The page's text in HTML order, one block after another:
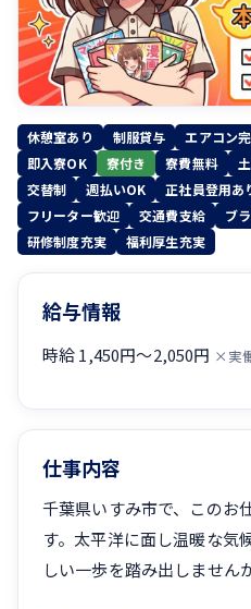
休憩室あり 制服貸与 エアコン
即入寮OK
寮付き 寮費無料
交替制
週払いOK 正社員登用あ
フリーター歓迎
交通費支給 ブ
研修制度充実
福利厚生充実
給与情報
時給 1,450円〜2,050円 ×実
仕事内容
千葉県いすみ市で、このお
す。太平洋に面し温暖な気
しい一歩を踏み出しません